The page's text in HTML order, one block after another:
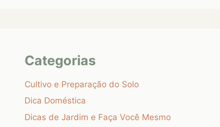
Categorias
Cultivo e Preparação do Solo
Dica Doméstica
Dicas de Jardim e Faça Você Mesmo